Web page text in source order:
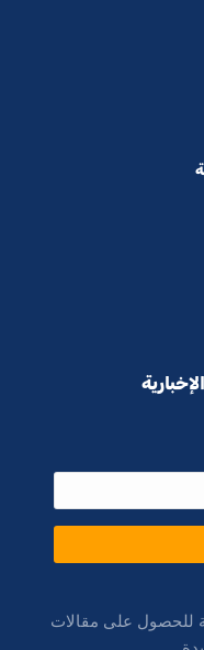
للحصول على مقالات